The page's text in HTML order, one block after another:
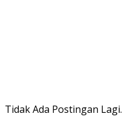
Tidak Ada Postingan Lagi.